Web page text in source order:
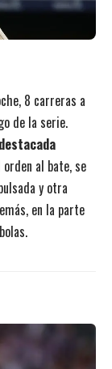
8 carreras a
de la serie.
al bate, se
y otra
en la parte